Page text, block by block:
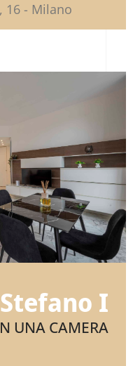
16 - Milano
I
UNA CAMERA